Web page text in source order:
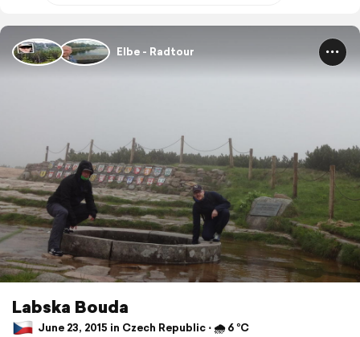
Elbe - Radtour
Labska Bouda
June 23, 2015 in Czech Republic ⋅ 🌧 6 °C